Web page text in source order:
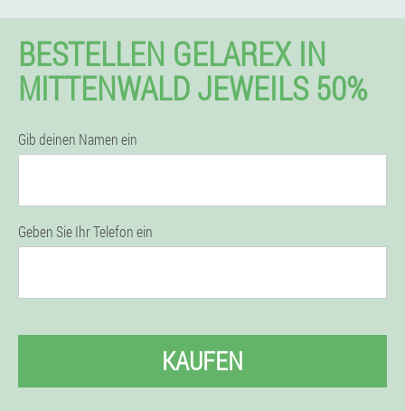
BESTELLEN GELAREX IN
MITTENWALD JEWEILS 50%
Gib deinen Namen ein
Geben Sie Ihr Telefon ein
KAUFEN